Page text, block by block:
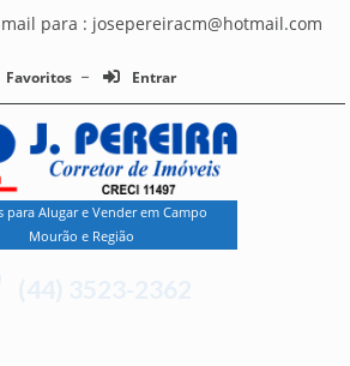
para : josepereiracm@hotmail.com
Favoritos Entrar
para Alugar e Vender em Campo
Mourão e Região